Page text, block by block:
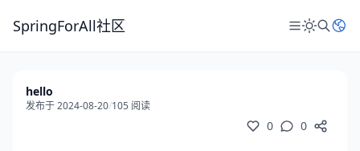
SpringForAll社区
hello
发布于 2024-08-20/105 阅读
0 0